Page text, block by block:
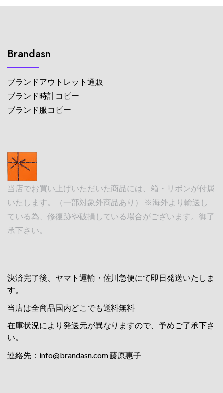
Brandasn
ブランドアウトレット通販
ブランド時計コピー
ブランド服コピー
当店でお買い上げいただいた商品には、箱・リボンが付属
いたします。（一部対象外商品あり） ※海外より輸送し
ている為、修復跡や破損している場合がございます。御了
承下さい。
決済完了後、ヤマト運輸・佐川急便にて即日発送いたしま
す。
当店は全商品国内どこでも送料無料
在庫状況により発送元が異なりますので、予めご了承下さ
い。
連絡先： info@brandasn.com藤原惠子